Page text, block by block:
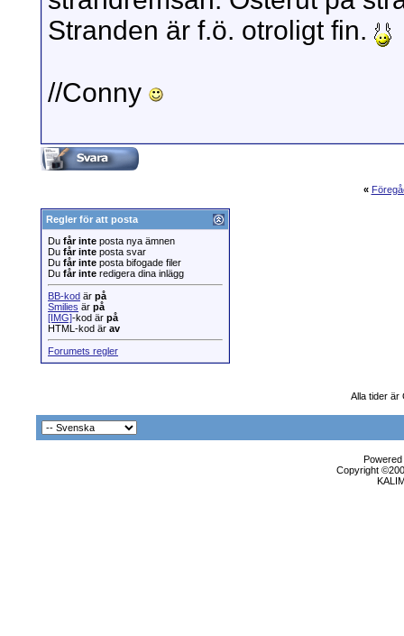
Stranden är f.ö. otroligt fin.
//Conny
«
Regler för att posta
Du får inte posta nya ämnen
Du får inte posta svar
Du får inte posta bifogade filer
Du får inte redigera dina inlägg
BB-kod är på
Smilies är på
[IMG]-kod är på
HTML-kod är av
Forumets regler
Alla tider är
Copyright